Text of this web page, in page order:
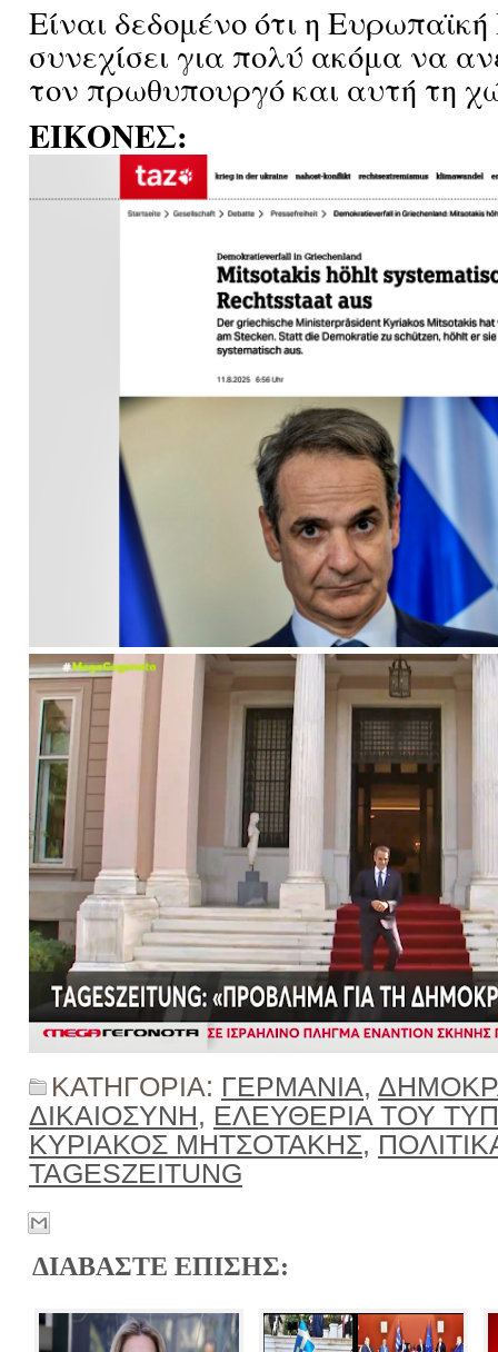
Είναι δεδομένο ότι η
συνεχίσει για πολύ ακόμα να
τον πρωθυπουργό και αυτή τη
ΕΙΚΟΝΕΣ:
ΚΑΤΗΓΟΡΙΑ: ΓΕΡΜΑΝΙΑ,
ΔΙΚΑΙΟΣΥΝΗ, ΕΛΕΥΘΕΡΙΑ ΤΟΥ
ΚΥΡΙΑΚΟΣ ΜΗΤΣΟΤΑΚΗΣ,
TAGESZEITUNG
ΔΙΑΒΑΣΤΕ ΕΠΙΣΗΣ: